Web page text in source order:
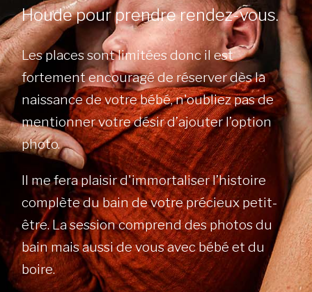
Houde pour prendre rendez-vous.
Les places sont limitées donc il est
fortement encouragé de réserver dès la
naissance de votre bébé, n'oubliez pas de
mentionner votre désir d’ajouter l’option
photo.
Il me fera plaisir d'immortaliser l’histoire
complète du bain de votre précieux petit-
être. La session comprend des photos du
bain mais aussi de vous avec bébé et du
boire.